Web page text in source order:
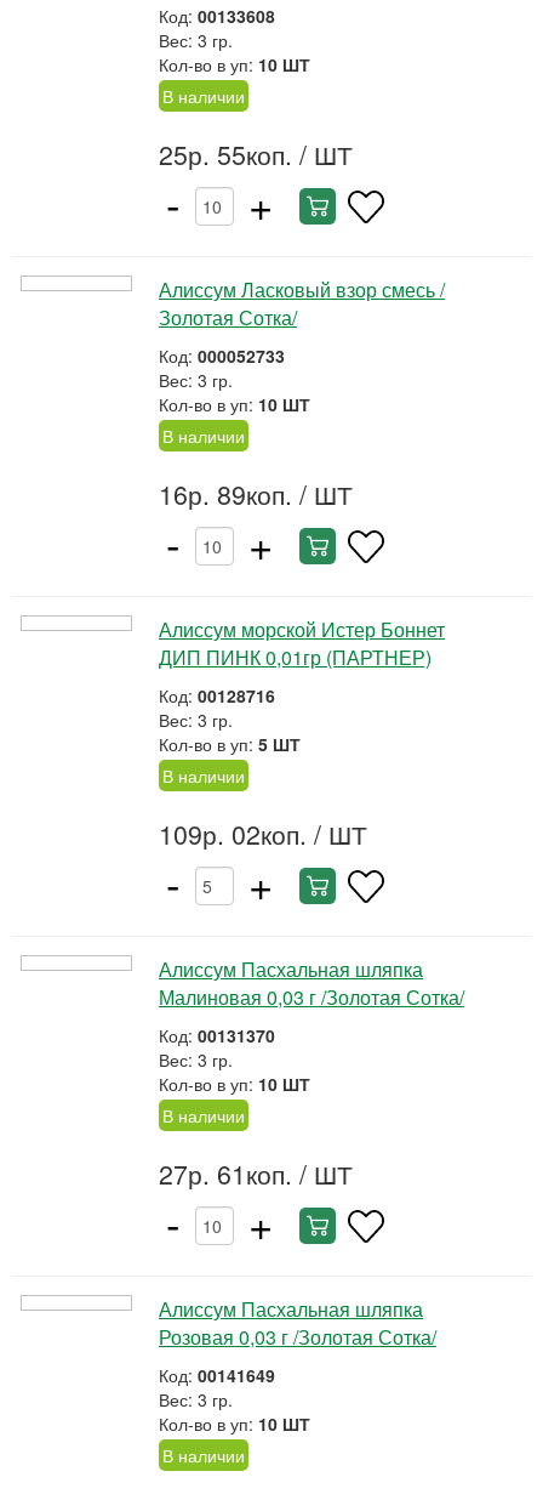
Код: 00133608
Вес: 3 гр.
Кол-во в уп: 10 ШТ
В наличии
25р. 55коп. / ШТ
- +
Алиссум Ласковый взор смесь /
Золотая Сотка/
Код: 000052733
Вес: 3 гр.
Кол-во в уп: 10 ШТ
В наличии
16р. 89коп. / ШТ
- +
Алиссум морской Истер Боннет
ДИП ПИНК 0,01гр (ПАРТНЕР)
Код: 00128716
Вес: 3 гр.
Кол-во в уп: 5 ШТ
В наличии
109р. 02коп. / ШТ
- +
Алиссум Пасхальная шляпка
Малиновая 0,03 г /Золотая Сотка/
Код: 00131370
Вес: 3 гр.
Кол-во в уп: 10 ШТ
В наличии
27р. 61коп. / ШТ
- +
Алиссум Пасхальная шляпка
Розовая 0,03 г /Золотая Сотка/
Код: 00141649
Вес: 3 гр.
Кол-во в уп: 10 ШТ
В наличии